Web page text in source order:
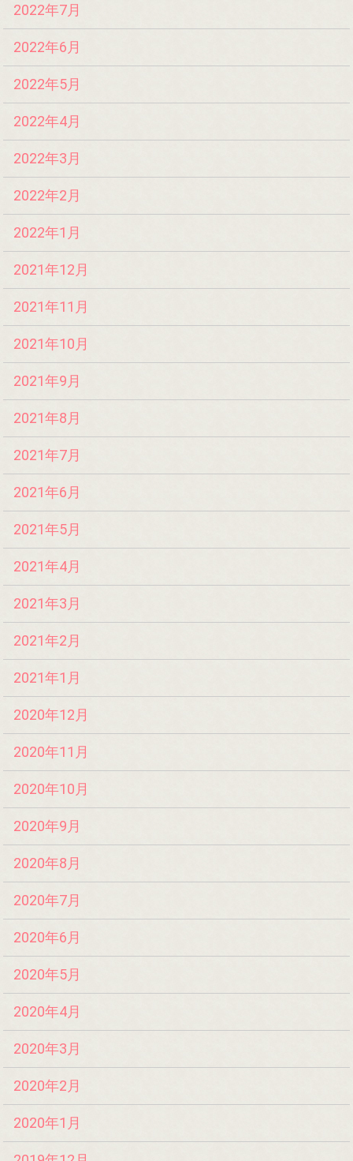
2022年7月
2022年6月
2022年5月
2022年4月
2022年3月
2022年2月
2022年1月
2021年12月
2021年11月
2021年10月
2021年9月
2021年8月
2021年7月
2021年6月
2021年5月
2021年4月
2021年3月
2021年2月
2021年1月
2020年12月
2020年11月
2020年10月
2020年9月
2020年8月
2020年7月
2020年6月
2020年5月
2020年4月
2020年3月
2020年2月
2020年1月